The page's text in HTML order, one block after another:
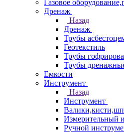
Газовое
Дренаж
Назад
Дренаж
Трубы
Геотекстиль
Трубы
Трубы
Емкости
Инструмент
Назад
Инструмент
Измерительный
Ручной